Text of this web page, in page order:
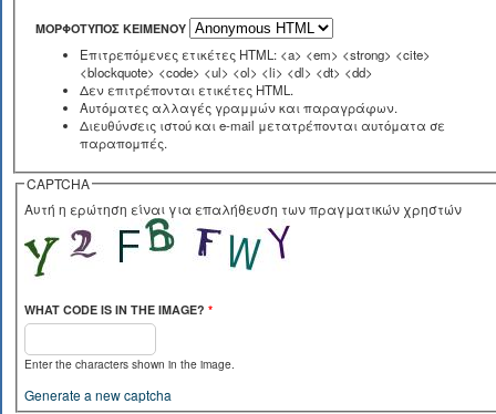
ΜΟΡΦΌΤΥΠΟΣ ΚΕΙΜΈΝΟΥ
Επιτρεπόμενες ετικέτες HTML: <a> <em> <strong> <cite>
<blockquote> <code> <ul> <ol> <li> <dl> <dt> <dd>
Δεν επιτρέπονται ετικέτες HTML.
Αυτόματες αλλαγές γραμμών και παραγράφων.
Διευθύνσεις ιστού και e-mail μετατρέπονται αυτόματα σε
παραπομπές.
CAPTCHA
Αυτή η ερώτηση είναι για επαλήθευση των πραγματικών χρηστών
WHAT CODE IS IN THE IMAGE? *
Enter the characters shown in the image.
Generate a new captcha